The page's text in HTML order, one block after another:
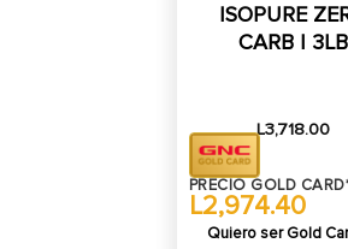
ISOPURE
CARB | 3LB
L3,718.00
PRECIO GOLD
L2,974.40
Quiero ser Gold